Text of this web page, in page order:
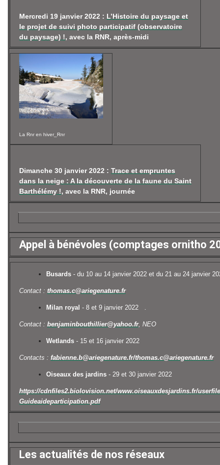
Mercredi 19 janvier 2022 : L’Histoire du paysage et
le projet de suivi photo participatif (observatoire
du paysage) !, avec la RNR, après-midi
La Rnr en hiver_Rnr
Dimanche 30 janvier 2022 : Trace et empruntes
dans la neige : A la découverte de la faune du Saint
Barthélémy !, avec la RNR, journée
Appel à bénévoles (comptages ornitho
Busards - du 10 au 14 janvier 2022 et du 21 au 24 janvier
Contact : thomas.c@ariegenature.fr
Milan royal - 8 et 9 janvier 2022 .
Contact : benjaminbouthillier@yahoo.fr, NEO
Wetlands - 15 et 16 janvier 2022
Contacts : fabienne.b@ariegenature.fr/thomas.c@ariegenature.fr
Oiseaux des jardins - 29 et 30 janvier 2022
https://cdnfiles2.biolovision.net/www.oiseauxdesjardins.fr/
Guideaideparticipation.pdf
Les actualités de nos réseaux